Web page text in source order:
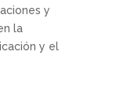
y
la
y el